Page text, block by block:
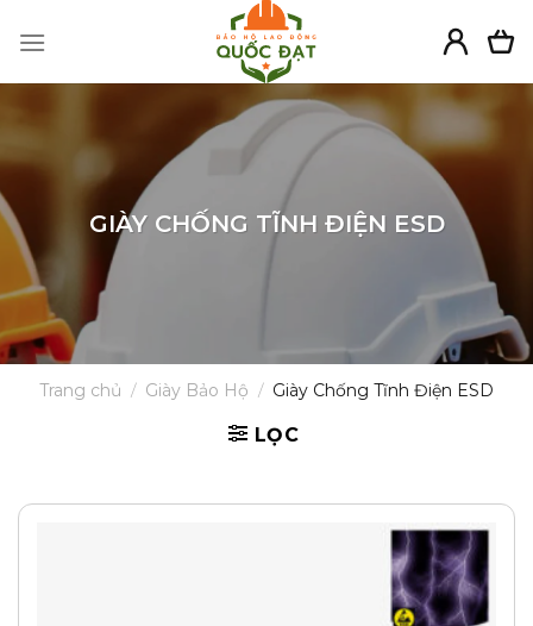
GIÀY CHỐNG TĨNH ĐIỆN ESD
Trang chủ / Giày Bảo Hộ / Giày Chống Tĩnh Điện ESD
LỌC